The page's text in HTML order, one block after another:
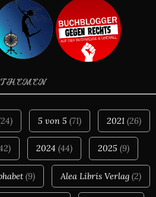
THEMEN
5 von 5 (71) 2021 (26)
2024 (44) 2025 (9)
(9) Alea Libris Verlag(2)